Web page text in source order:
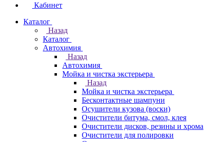
Кабинет
Каталог
Назад
Каталог
Автохимия
Назад
Автохимия
Мойка и чистка экстерьера
Назад
Мойка и чистка экстерьера
Бесконтактные шампуни
Осушители кузова (воски)
Очистители битума, смол, клея
Очистители дисков, резины и хрома
Очистители для полировки